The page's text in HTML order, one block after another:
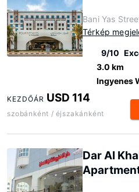
Bani Yas
Térkép
9/10
3.0 km
Ingyenes
KEZDŐÁR USD 114
szobánként / éjszakánként
Dar Al